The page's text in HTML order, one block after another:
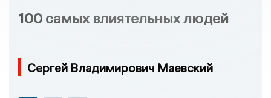
100 самых влиятельных людей
Сергей Владимирович Маевский